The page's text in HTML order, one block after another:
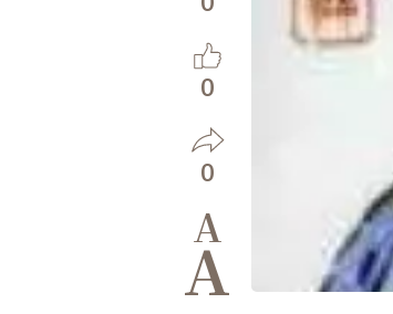
0
0
A
A